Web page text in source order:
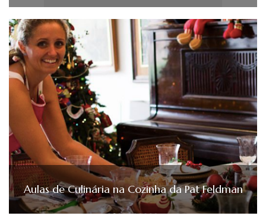
Aulas de Culinária na Cozinha da Pat Feldman